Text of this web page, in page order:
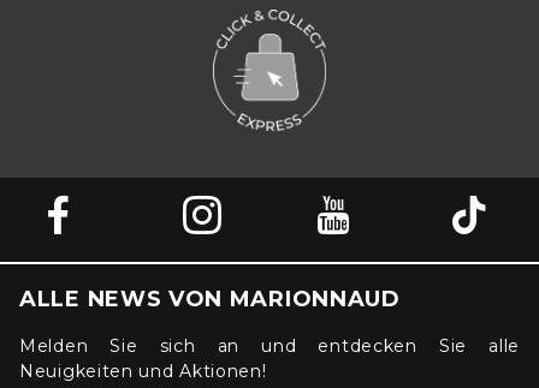
ALLE NEWS VON MARIONNAUD
Melden Sie sich an und entdecken Sie alle
Neuigkeiten und Aktionen!